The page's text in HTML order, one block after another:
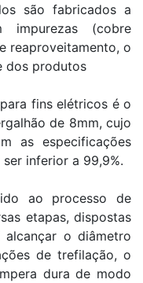
são fabricados a
impurezas (cobre
reaproveitamento, o
dos produtos
fins elétricos é o
de 8mm, cujo
as especificações
ser inferior a 99,9%.
ao processo de
etapas, dispostas
alcançar o diâmetro
de trefilação, o
dura de modo